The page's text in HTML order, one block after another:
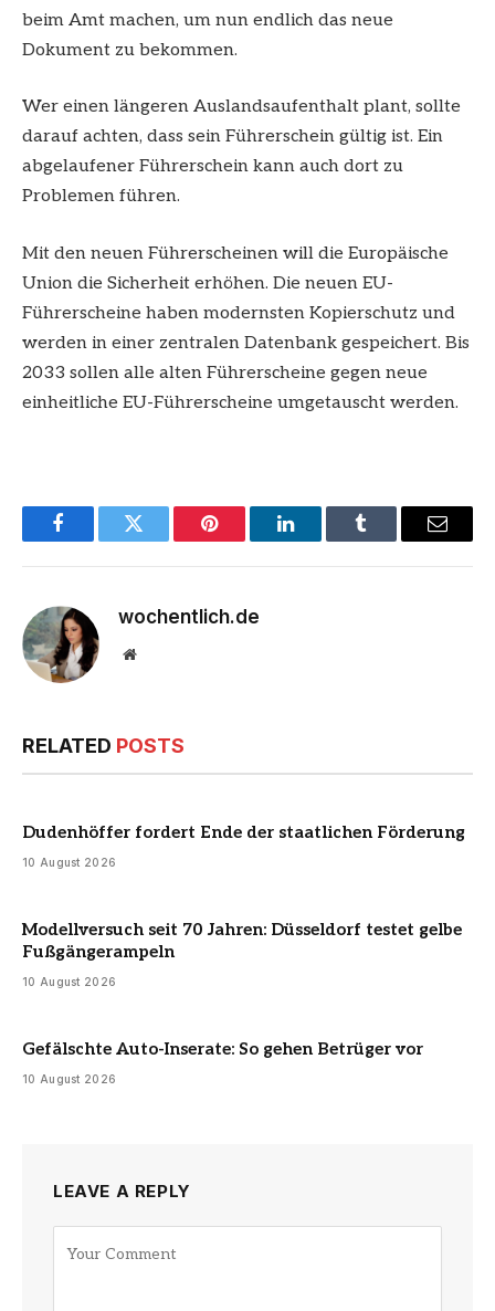
beim Amt machen, um nun endlich das neue
Dokument zu bekommen.
Wer einen längeren Auslandsaufenthalt plant, sollte
darauf achten, dass sein Führerschein gültig ist. Ein
abgelaufener Führerschein kann auch dort zu
Problemen führen.
Mit den neuen Führerscheinen will die Europäische
Union die Sicherheit erhöhen. Die neuen EU-
Führerscheine haben modernsten Kopierschutz und
werden in einer zentralen Datenbank gespeichert. Bis
2033 sollen alle alten Führerscheine gegen neue
einheitliche EU-Führerscheine umgetauscht werden.
FacebookTwitter Pinterest LinkedInTumblr Email
wochentlich.de
Website
RELATED POSTS
Dudenhöffer fordert Ende der staatlichen Förderung
10 August 2026
Modellversuch seit 70 Jahren: Düsseldorf testet gelbe
Fußgängerampeln
10 August 2026
Gefälschte Auto-Inserate: So gehen Betrüger vor
10 August 2026
LEAVE A REPLY